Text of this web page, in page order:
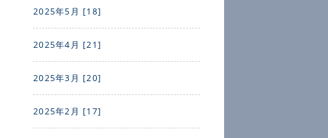
2025年5月 [18]
2025年4月 [21]
2025年3月 [20]
2025年2月 [17]